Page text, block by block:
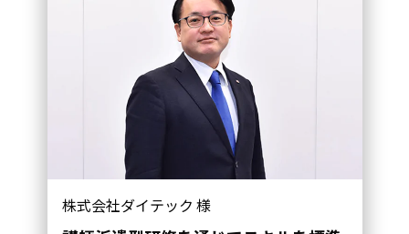
株式会社ダイテック 様